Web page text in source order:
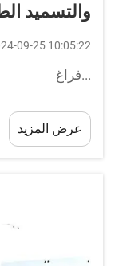
والتسميد
09-25 10:05:22
...فراغ
عرض المزيد